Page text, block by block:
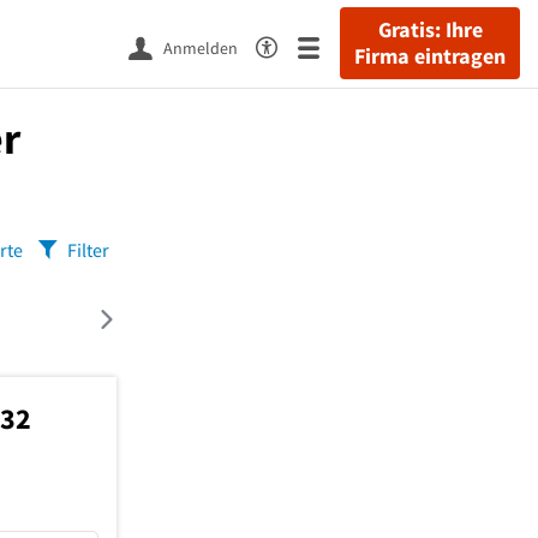
Gratis: Ihre
Firma eintragen
Anmelden
Filter